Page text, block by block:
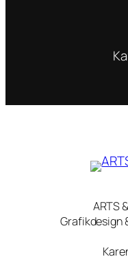
ARTS
Grafikdesign